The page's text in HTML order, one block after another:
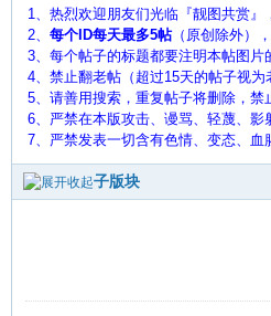
1、热烈欢迎朋友们光临『靓图共赏』
2、 每个ID每天最多5帖（原创除外）
3、每个帖子的标题都要注明本帖图
4、禁止翻老帖（超过15天的帖子视为
5、 请善用搜索，重复帖子将删除，禁
6、严禁在本版攻击、谩骂、轻蔑、影
7、严禁发表一切含有色情、变态、
子版块